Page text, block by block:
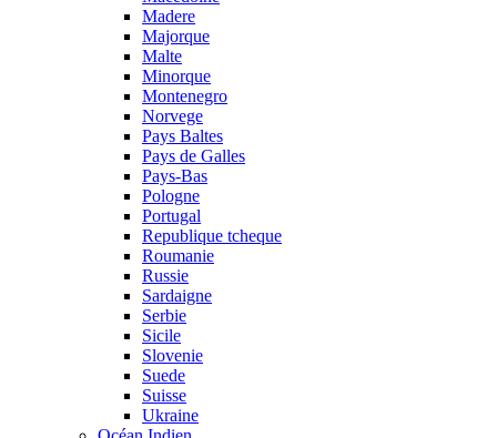
Madere
Majorque
Malte
Minorque
Montenegro
Norvege
Pays Baltes
Pays de Galles
Pays-Bas
Pologne
Portugal
Republique tcheque
Roumanie
Russie
Sardaigne
Serbie
Sicile
Slovenie
Suede
Suisse
Ukraine